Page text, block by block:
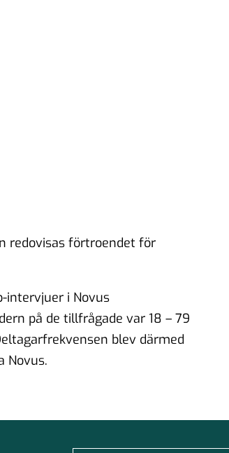
redovisas förtroendet för
intervjuer i Novus
på de tillfrågade var 18 – 79
blev därmed
Novus.